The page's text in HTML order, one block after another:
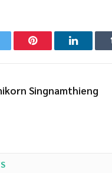
Pinterest LinkedIn
Singnamthieng